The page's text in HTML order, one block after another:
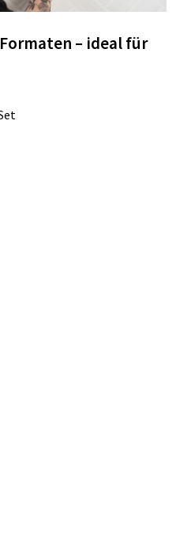
– ideal für